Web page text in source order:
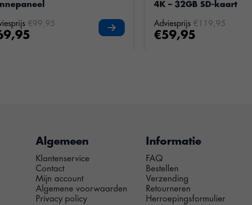
€99,95
4K – 32GB SD-kaart
Adviesprijs €119,95
€59,95
Algemeen
Klantenservice
Contact
Mijn account
Algemene voorwaarden
Privacy policy
Informatie
FAQ
Bestellen
Verzending
Retourneren
Herroepingsformulier